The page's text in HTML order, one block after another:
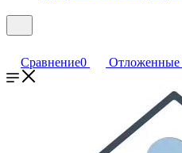
Сравнение0 Отложенные